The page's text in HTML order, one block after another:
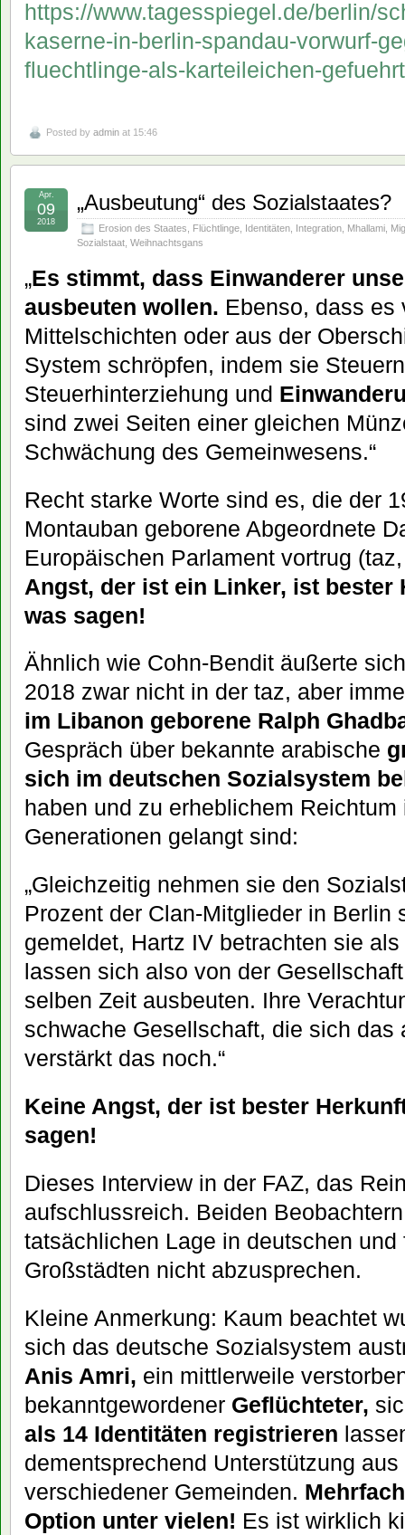
https://www.tagesspiegel.de/berlin/
kaserne-in-berlin-spandau-vorwurf-
fluechtlinge-als-karteileichen-
Posted by admin at 15:46
„Ausbeutung“ des Sozialstaates?
Erosion des Staates Flüchtlinge Identitäten Integration Mhallami
Sozialstaat Weihnachtsgans
Apr.
09
2018
„Es stimmt, dass Einwanderer
ausbeuten wollen. Ebenso, dass es
Mittelschichten oder aus der
System schröpfen, indem sie
Steuerhinterziehung und
sind zwei Seiten einer gleichen
Schwächung des Gemeinwesens.“
Recht starke Worte sind es, die der
Montauban geborene Abgeordnete
Europäischen Parlament vortrug
Angst, der ist ein Linker, ist bester
was sagen!
Ähnlich wie Cohn-Bendit äußerte
2018 zwar nicht in der taz, aber
im Libanon geborene Ralph
Gespräch über bekannte arabische
sich im deutschen Sozialsystem
haben und zu erheblichem Reichtum
Generationen gelangt sind:
„Gleichzeitig nehmen sie den
Prozent der Clan-Mitglieder in Berlin
gemeldet, Hartz IV betrachten sie als
lassen sich also von der
selben Zeit ausbeuten. Ihre
schwache Gesellschaft, die sich das
verstärkt das noch.“
Keine Angst, der ist bester
sagen!
Dieses Interview in der FAZ, das
aufschlussreich. Beiden
tatsächlichen Lage in deutschen und
Großstädten nicht abzusprechen.
Kleine Anmerkung: Kaum beachtet
sich das deutsche Sozialsystem
Anis Amri, ein mittlerweile
bekanntgewordener Geflüchteter,
als 14 Identitäten registrieren
dementsprechend Unterstützung
verschiedener Gemeinden.
Option unter vielen! Es ist wirklich